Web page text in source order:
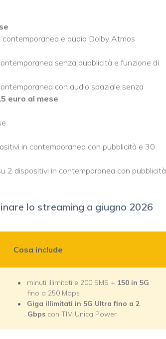
e audio Dolby Atmos
senza pubblicità e funzione di
con audio spaziale senza
euro al mese
in contemporanea con pubblicità e 30
2 dispositivi in contemporanea con pubblicità
lo streaming a giugno 2026
Cosa include
minuti illimitati e 200 SMS + 150 in 5G
fino a 250 Mbps
Giga illimitati in 5G Ultra fino a 2
Gbps con TIM Unica Power